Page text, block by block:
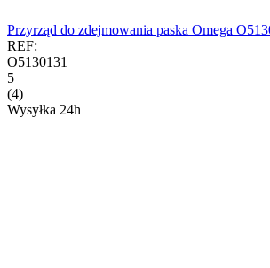
Przyrząd do zdejmowania paska Omega
REF:
O5130131
5
(4)
Wysyłka 24h